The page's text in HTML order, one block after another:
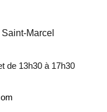
Marcel
de 13h30 à 17h30